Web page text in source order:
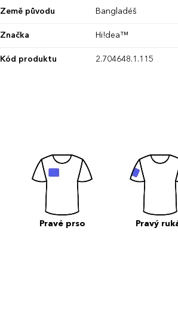
Země původu Bangladéš
Značka Hi!dea™
Kód produktu 2.704648.1.115
Pravé prso Pravý